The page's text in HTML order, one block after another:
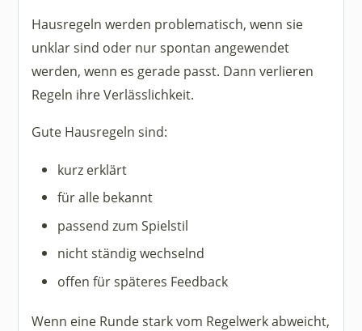
Hausregeln werden problematisch, wenn sie
unklar sind oder nur spontan angewendet
werden, wenn es gerade passt. Dann verlieren
Regeln ihre Verlässlichkeit.
Gute Hausregeln sind:
kurz erklärt
für alle bekannt
passend zum Spielstil
nicht ständig wechselnd
offen für späteres Feedback
Wenn eine Runde stark vom Regelwerk abweicht,